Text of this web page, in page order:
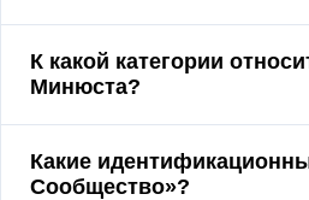
К какой категории
Минюста?
Какие
Сообщество»?